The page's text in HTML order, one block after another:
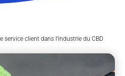
service client dans l’industrie du CBD